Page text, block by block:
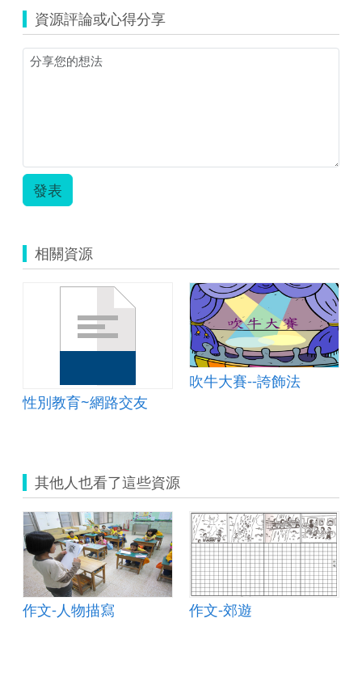
資源評論或心得分享
發表
相關資源
性別教育~網路交友
吹牛大賽--誇飾法
其他人也看了這些資源
作文-人物描寫 作文-郊遊